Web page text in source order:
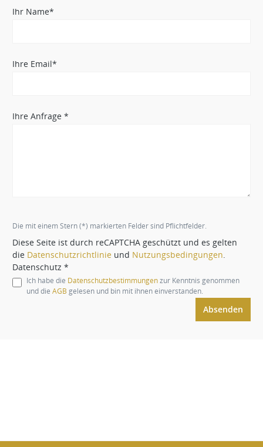
Ihr Name*
Ihre Email*
Ihre Anfrage *
Die mit einem Stern (*) markierten Felder sind Pflichtfelder.
Diese Seite ist durch reCAPTCHA geschützt und es gelten
die Datenschutzrichtlinie und Nutzungsbedingungen
Datenschutz *
Ich habe die Datenschutzbestimmungenzur Kenntnis genommen
und die AGB gelesen und bin mit ihnen einverstanden.
Absenden